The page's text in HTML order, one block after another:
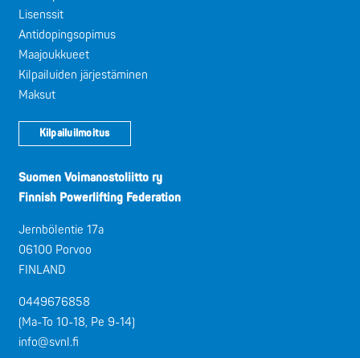
Lisenssit
Antidopingsopimus
Maajoukkueet
Kilpailuiden järjestäminen
Maksut
Kilpailuilmoitus
Suomen Voimanostoliitto ry
Finnish Powerlifting Federation
Jernbölentie 17a
06100 Porvoo
FINLAND
0449676858
(Ma-To 10-18, Pe 9-14)
info@svnl.fi